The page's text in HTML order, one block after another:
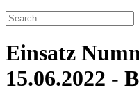
Einsatz
15.06.2022 -